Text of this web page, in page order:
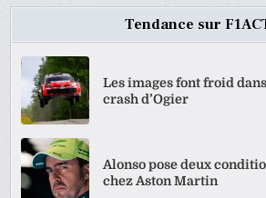
Tendance sur
Les images font froid
crash d’Ogier
Alonso pose deux
chez Aston Martin